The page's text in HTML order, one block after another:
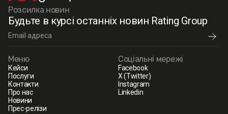
Розсилка новин
Будьте в курсі останніх новин Rating Group
Меню
Кейси
Послуги
Контакти
Про нас
Новини
Прес-релізи
Соціальні мережі
Facebook
X (Twitter)
Instagram
Linkedin